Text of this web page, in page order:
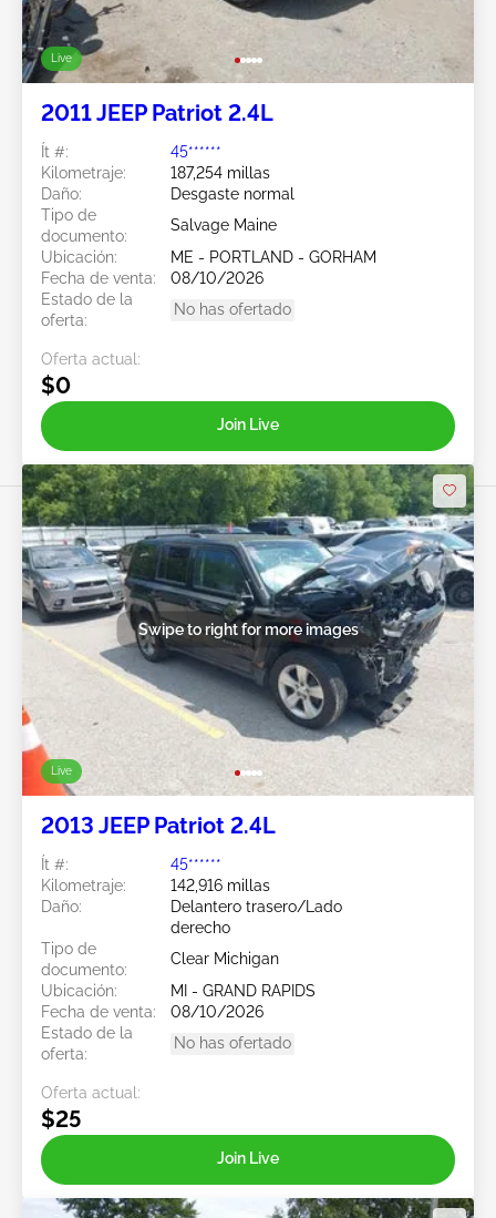
Live
2011 JEEP Patriot 2.4L
Ít #:
45******
Kilometraje:
187,254 millas
Daño:
Desgaste normal
Tipo de
documento:
Salvage Maine
Ubicación:
ME - PORTLAND - GORHAM
Fecha de venta:
08/10/2026
Estado de la
oferta:
No has ofertado
Oferta actual:
$0
Join Live
Live
Swipe to right for more images
2013 JEEP Patriot 2.4L
Ít #:
45******
Kilometraje:
142,916 millas
Daño:
Delantero trasero/Lado
derecho
Tipo de
documento:
Clear Michigan
Ubicación:
MI - GRAND RAPIDS
Fecha de venta:
08/10/2026
Estado de la
oferta:
No has ofertado
Oferta actual:
$25
Join Live